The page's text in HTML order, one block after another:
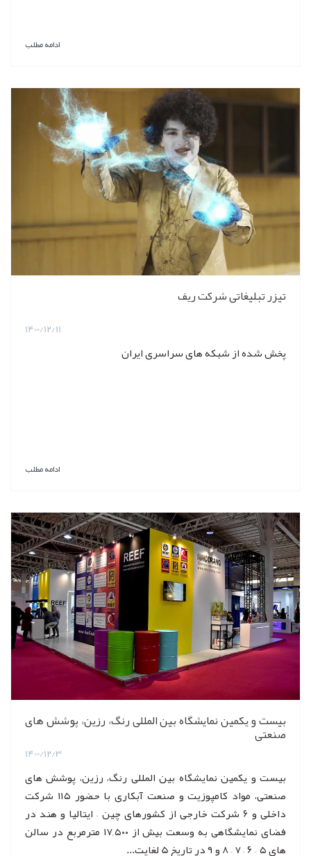
ادامه مطلب
تیزر تبلیغاتی شرکت ریف
1400/12/11
پخش شده از شبکه های سراسری ایران
ادامه مطلب
بیست و یکمین نمایشگاه بین المللی رنگ، رزین، پوشش های
صنعتی
1400/12/3
بیست و یکمین نمایشگاه بین المللی رنگ، رزین، پوشش های
صنعتی، مواد کامپوزیت و صنعت آبکاری با حضور ۱۱۵ شرکت
داخلی و ۶ شرکت خارجی از کشورهای چین – ایتالیا و هند در
فضای نمایشگاهی به وسعت بیش از ۱۷,۵۰۰ مترمربع در سالن
های ۵ – ۶ – ۷ – ۸ و ۹ در تاریخ 5 لغایت...